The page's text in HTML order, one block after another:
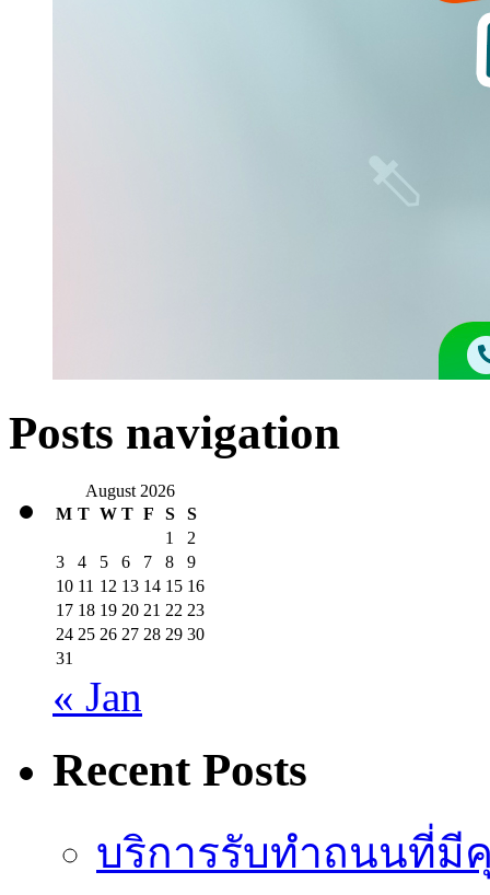
Posts navigation
August 2026
M T W T F S
S
1
2
3
4 5 6 7 8
9
10 11 12 13 14 15 16
17 18 19 20 21 22 23
24 25 26 27 28 29 30
31
« Jan
Recent Posts
บริการรับทำถนนที่